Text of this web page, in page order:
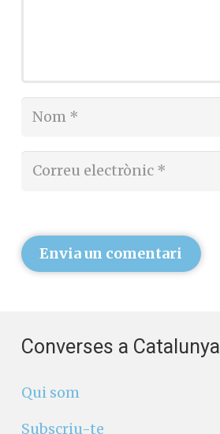
Envia un comentari
Converses a Catalunya
Qui som
Subscriu-te